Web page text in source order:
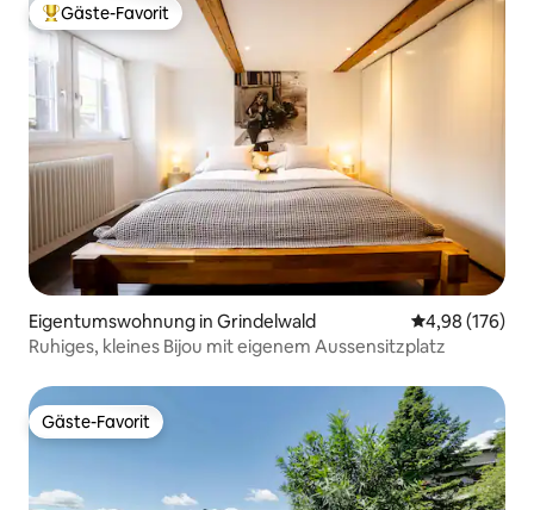
Beliebter Gäste-Favorit.
Gäste-Favorit
Eigentumswohnung in Grindelwald
4,98 (176)
Ruhiges, kleines Bijou mit eigenem Aussensitzplatz
Gäste-Favorit
Gäste-Favorit